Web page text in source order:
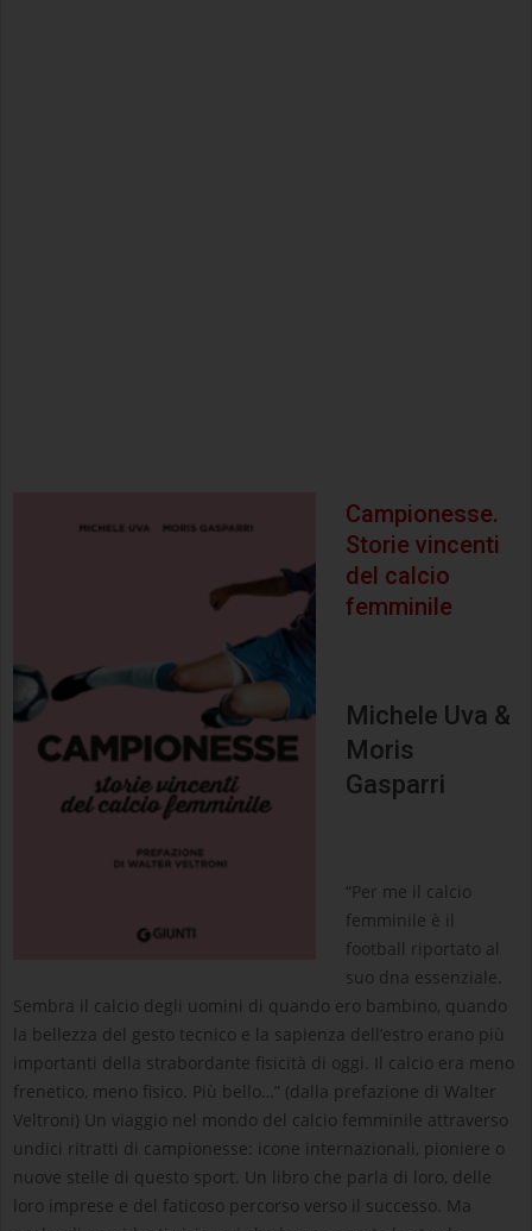
Campionesse.
Storie vincenti
del calcio
femminile
Michele Uva &
Moris
Gasparri
“Per me il calcio
femminile è il
football riportato al
suo dna essenziale.
Sembra il calcio degli uomini di quando ero bambino, quando
la bellezza del gesto tecnico e la sapienza dell’estro erano più
importanti della strabordante fisicità di oggi. Il calcio era meno
frenetico, meno fisico. Più bello…” (dalla prefazione di Walter
Veltroni) Un viaggio nel mondo del calcio femminile attraverso
undici ritratti di campionesse: icone internazionali, pioniere o
nuove stelle di questo sport. Un libro che parla di loro, delle
loro imprese e del faticoso percorso verso il successo. Ma